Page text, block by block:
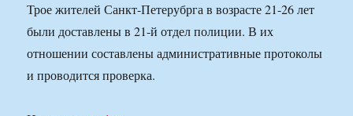
Трое жителей Санкт-Петерубрга в возрасте 21-26 лет
были доставлены в 21-й отдел полиции. В их
отношении составлены административные протоколы
и проводится проверка.